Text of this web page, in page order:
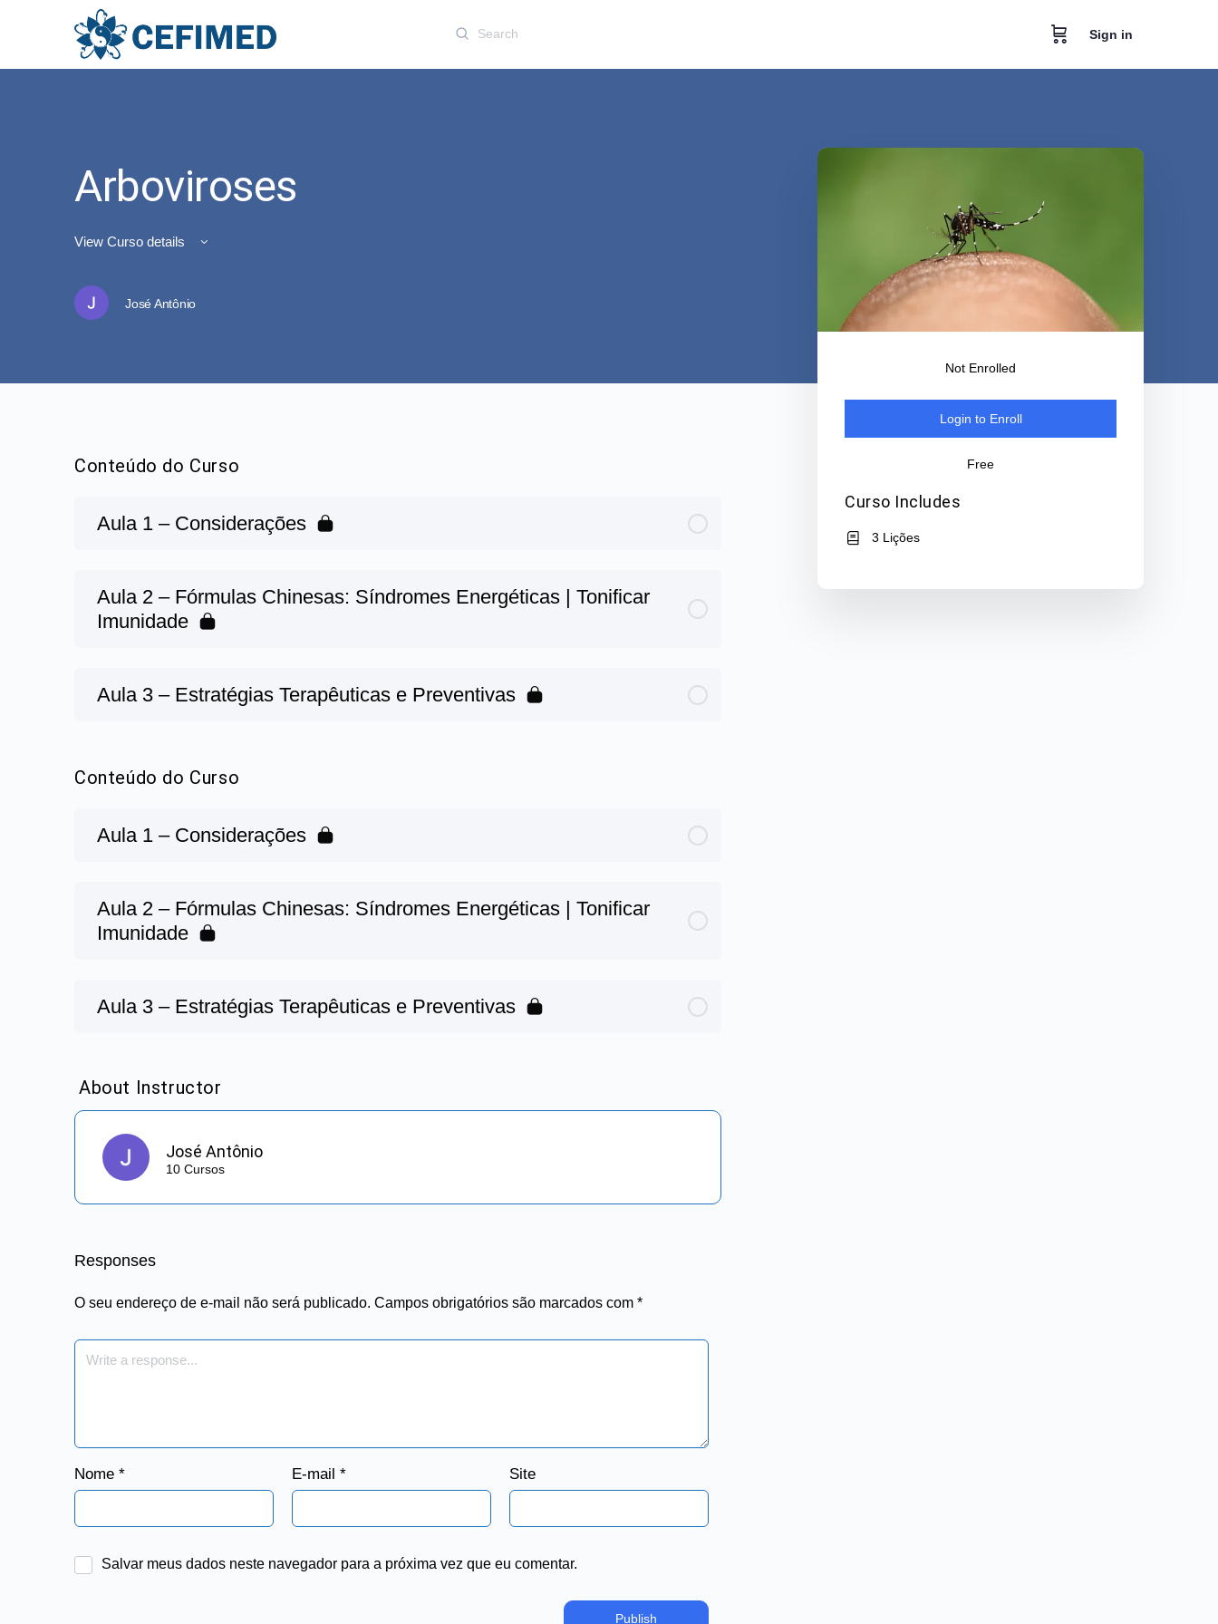
Sign in
Arboviroses
View Curso details
José Antônio
Conteúdo do Curso
Aula 1 – Considerações
Aula 2 – Fórmulas Chinesas: Síndromes Energéticas | Tonificar
Imunidade
Aula 3 – Estratégias Terapêuticas e Preventivas
Conteúdo do Curso
Aula 1 – Considerações
Aula 2 – Fórmulas Chinesas: Síndromes Energéticas | Tonificar
Imunidade
Aula 3 – Estratégias Terapêuticas e Preventivas
About Instructor
José Antônio
10 Cursos
Not Enrolled
Login to Enroll
Free
Curso Includes
3 Lições
Responses
O seu endereço de e-mail não será publicado. Campos obrigatórios são marcados com *
Nome * E-mail * Site
Salvar meus dados neste navegador para a próxima vez que eu comentar.